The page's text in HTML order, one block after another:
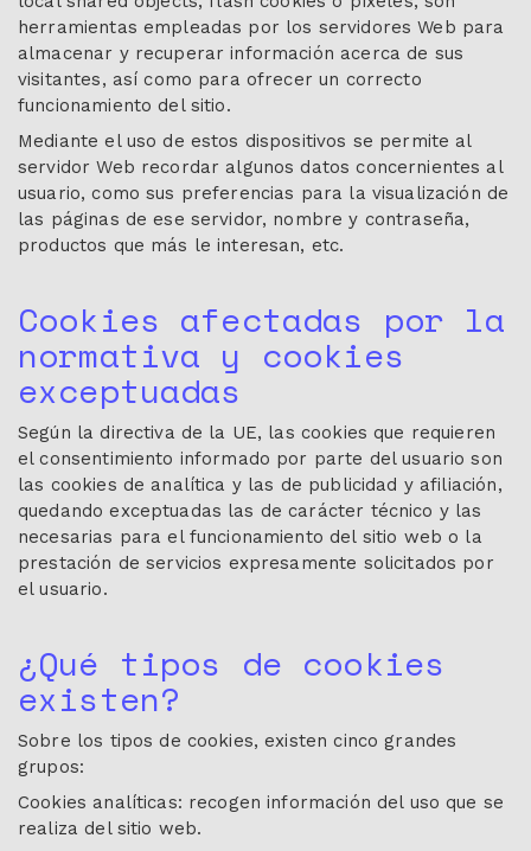
herramientas empleadas por los servidores Web para
almacenar y recuperar información acerca de sus
visitantes, así como para ofrecer un correcto
funcionamiento del sitio.
Mediante el uso de estos dispositivos se permite al
servidor Web recordar algunos datos concernientes al
usuario, como sus preferencias para la visualización de
las páginas de ese servidor, nombre y contraseña,
productos que más le interesan, etc.
Cookies afectadas por la
normativa y cookies
exceptuadas
Según la directiva de la UE, las cookies que requieren
el consentimiento informado por parte del usuario son
las cookies de analítica y las de publicidad y afiliación,
quedando exceptuadas las de carácter técnico y las
necesarias para el funcionamiento del sitio web o la
prestación de servicios expresamente solicitados por
el usuario.
¿Qué tipos de cookies
existen?
Sobre los tipos de cookies, existen cinco grandes
grupos:
Cookies analíticas: recogen información del uso que se
realiza del sitio web.